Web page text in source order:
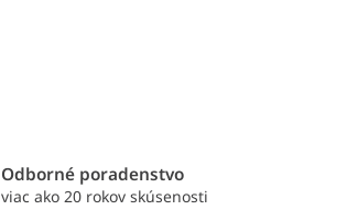
Odborné poradenstvo
viac ako 20 rokov skúsenosti